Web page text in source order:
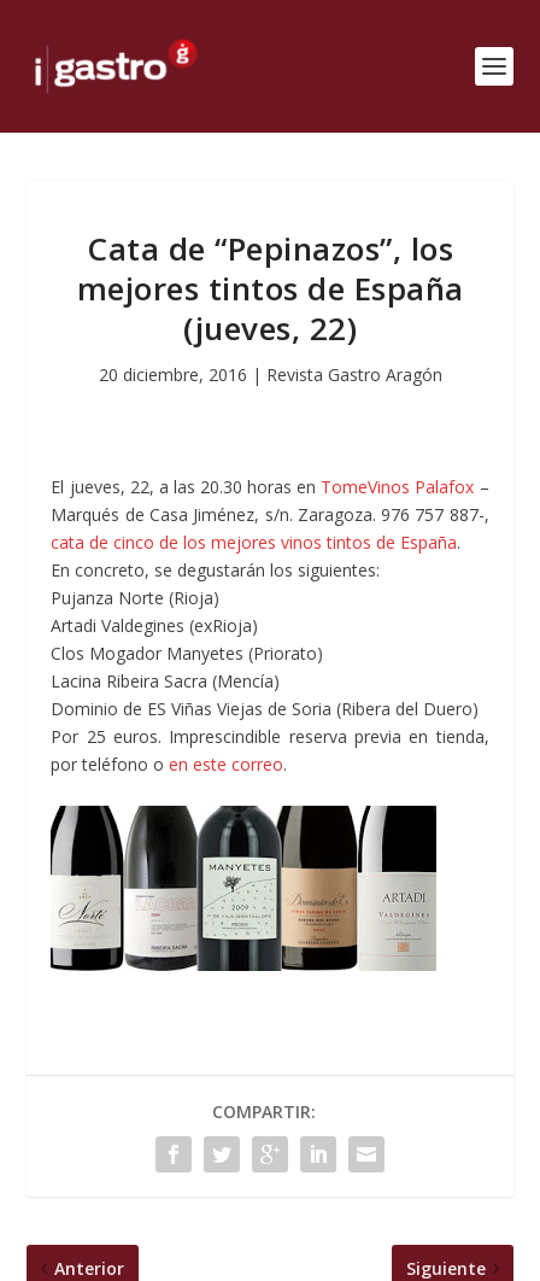
Cata de “Pepinazos”, los
mejores tintos de España
(jueves, 22)
20 diciembre, 2016 | Revista Gastro Aragón
El jueves, 22, a las 20.30 horas en TomeVinos Palafox –
Marqués de Casa Jiménez, s/n. Zaragoza. 976 757 887-,
cata de cinco de los mejores vinos tintos de España.
En concreto, se degustarán los siguientes:
Pujanza Norte (Rioja)
Artadi Valdegines (exRioja)
Clos Mogador Manyetes (Priorato)
Lacina Ribeira Sacra (Mencía)
Dominio de ES Viñas Viejas de Soria (Ribera del Duero)
Por 25 euros. Imprescindible reserva previa en tienda,
por teléfono oen este correo.
COMPARTIR:
Anterior Siguiente